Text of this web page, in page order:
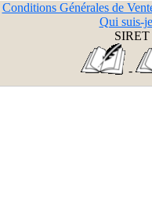
Conditions Générales de
Qui suis-
SIRET
-